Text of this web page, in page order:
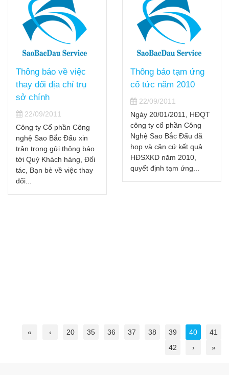
Thông báo tạm ứng
cổ tức năm 2010
22/09/2011
Ngày 20/01/2011, HĐQT
công ty cổ phần Công
Nghệ Sao Bắc Đẩu đã
họp và căn cứ kết quả
HĐSXKD năm 2010,
quyết định tạm ứng...
Sao Bắc Đẩu vinh dự
nhận Bằng khen của
CT. UBND TP.HCM
ba năm liên tục
22/09/2011
Vào cuối tháng 2/2011
vừa qua, tại buổi Họp
mặt đầu năm Hội Tin học
TP.HCM, Công ty CP
Công nghệ Sao Bắc Đẩu
« ‹ 20 35 36 37 38 39 40
41
42
› »